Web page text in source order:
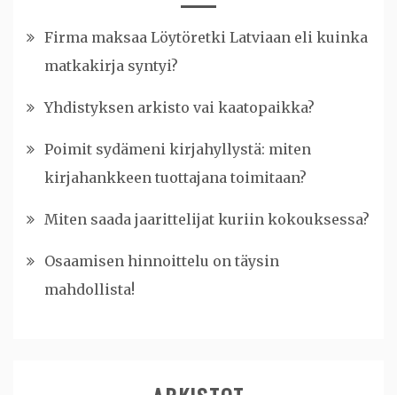
Firma maksaa Löytöretki Latviaan eli kuinka
matkakirja syntyi?
Yhdistyksen arkisto vai kaatopaikka?
Poimit sydämeni kirjahyllystä: miten
kirjahankkeen tuottajana toimitaan?
Miten saada jaarittelijat kuriin kokouksessa?
Osaamisen hinnoittelu on täysin
mahdollista!